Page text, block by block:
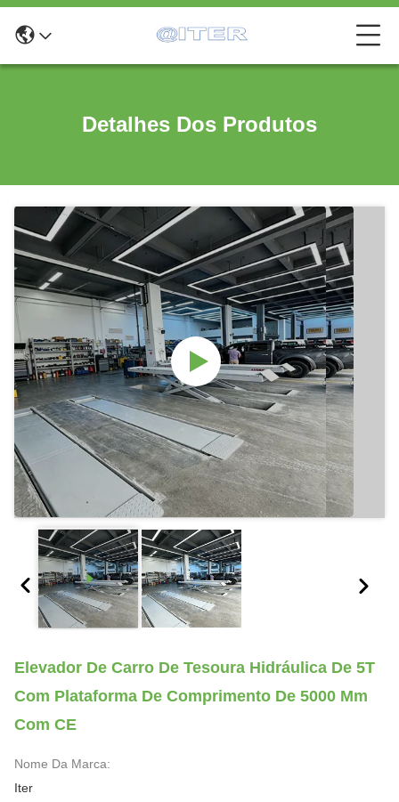
Detalhes Dos Produtos
Elevador De Carro De Tesoura Hidráulica De 5T
Com Plataforma De Comprimento De 5000 Mm
Com CE
Nome Da Marca:
Iter